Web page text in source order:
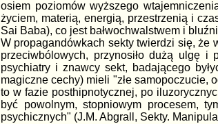
osiem poziomów wyższego
życiem, materią, energią, przestrzenią i
Sai Baba), co jest bałwochwalstwem i
W propagandówkach sekty twierdzi się, że
przeciwbólowych, przynosiło dużą ulgę i
psychiatry i znawcy sekt, badającego
magiczne cechy) mieli "złe samopoczucie,
to w fazie posthipnotycznej, po
być powolnym, stopniowym procesem,
psychicznych" (J.M. Abgrall, Sekty.